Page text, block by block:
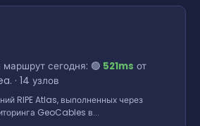
сегодня: 🟢 521ms от
· 14 узлов
RIPE Atlas, выполненных через
GeoCables в...